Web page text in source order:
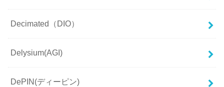
Decimated（DIO）
Delysium(AGI)
DePIN(ディーピン)